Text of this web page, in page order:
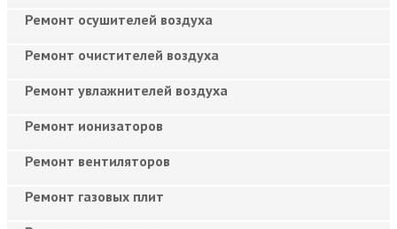
Ремонт осушителей воздуха
Ремонт очистителей воздуха
Ремонт увлажнителей воздуха
Ремонт ионизаторов
Ремонт вентиляторов
Ремонт газовых плит